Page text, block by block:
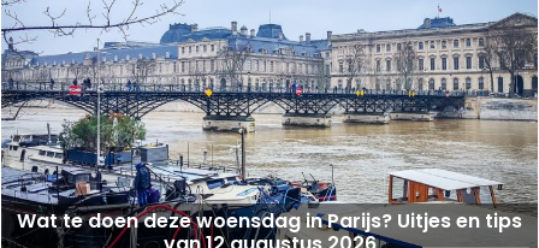
Wat te doen deze woensdag in Parijs? Uitjes en tips